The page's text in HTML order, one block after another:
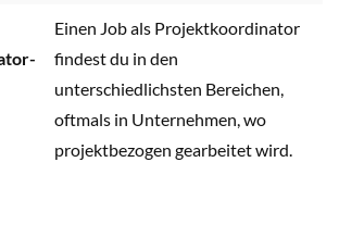
Einen Job als Projektkoordinator
findest du in den
unterschiedlichsten Bereichen,
oftmals in Unternehmen, wo
projektbezogen gearbeitet wird.